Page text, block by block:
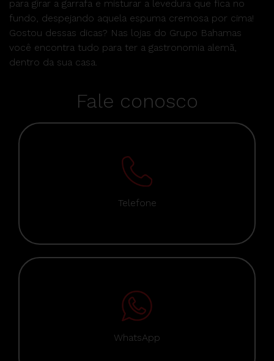
para girar a garrafa e misturar a levedura que fica no
fundo, despejando aquela espuma cremosa por cima!
Gostou dessas dicas? Nas lojas do Grupo Bahamas
você encontra tudo para ter a gastronomia alemã,
dentro da sua casa.
Fale conosco
Telefone
WhatsApp